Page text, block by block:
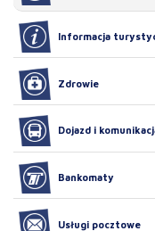
Informacja
Zdrowie
Dojazd i
Bankomaty
Usługi pocztowe